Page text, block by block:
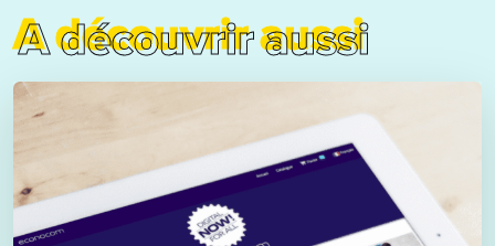
A découvrir aussi
A découvrir aussi